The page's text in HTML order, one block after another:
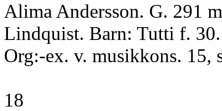
Alima Andersson. G. 291
Lindquist. Barn: Tutti f.
Org:-ex. v. musikkons. 15,
18